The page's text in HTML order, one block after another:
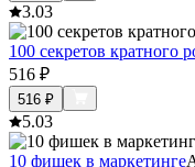
3.03
100 секретов кратного
516 ₽
516 ₽
5.03
10 фишек в маркетинге